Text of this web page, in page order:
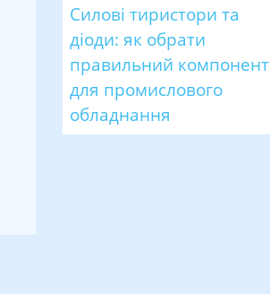
Силові тиристори та
діоди: як обрати
правильний компонент
для промислового
обладнання